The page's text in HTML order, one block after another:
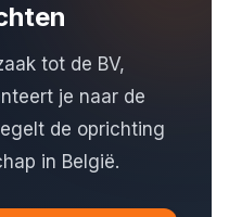
tot de BV,
je naar de
de oprichting
in België.